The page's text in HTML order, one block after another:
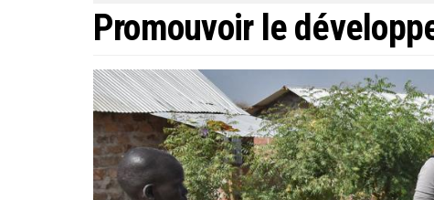
Promouvoir le